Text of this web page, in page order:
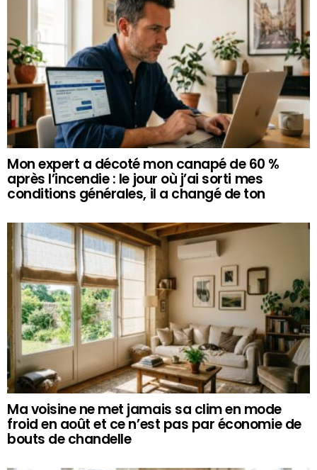
Mon expert a décoté mon canapé de 60 %
après l’incendie : le jour où j’ai sorti mes
conditions générales, il a changé de ton
Ma voisine ne met jamais sa clim en mode
froid en août et ce n’est pas par économie de
bouts de chandelle